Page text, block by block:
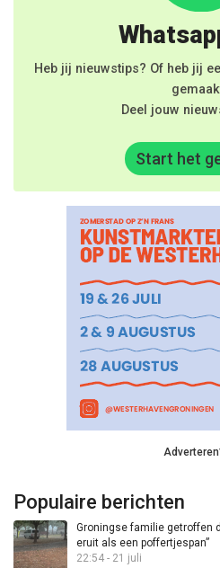
Heb jij nieuwstips? Of heb jij
Deel jouw
Start het
Populaire berichten
Groningse familie getroffen
eruit als een poffertjespan”
22:54 - 21 juli